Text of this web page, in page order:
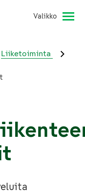
Valikko
Liiketoiminta